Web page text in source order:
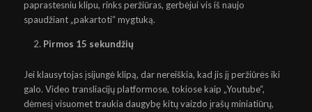
paprastesniu klipu, rinks peržiūras, gerbėjui vis iš naujo
spaudžiant „pakartoti“ mygtuką.
Pirmos 15 sekundžių
Jei klausytojas įsijungė klipą, dar nereiškia, kad jis jį peržiūrės iki
galo. Video transliacijų platformose, tokiose kaip „Youtube“,
dėmesį visuomet traukia daugybę kitų vaizdo įrašų miniatiūrų,